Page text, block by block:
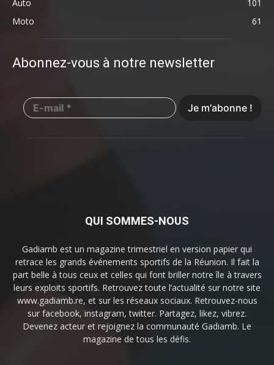
Auto
101
Moto
61
Abonnez-vous à notre newsletter
QUI SOMMES-NOUS
Gadiamb est un magazine trimestriel en version papier qui
retrace les grands événements sportifs de la Réunion. Il fait la
part belle à tous ceux et celles qui font briller notre île à travers
leurs exploits sportifs. Retrouvez toute l’actualité sur notre site
www.gadiamb.re, et sur les réseaux sociaux. Retrouvez-nous
sur facebook, instagram, twitter. Partagez, likez, vibrez.
Devenez acteur et rejoignez la communauté Gadiamb. Le
magazine de tous les défis.